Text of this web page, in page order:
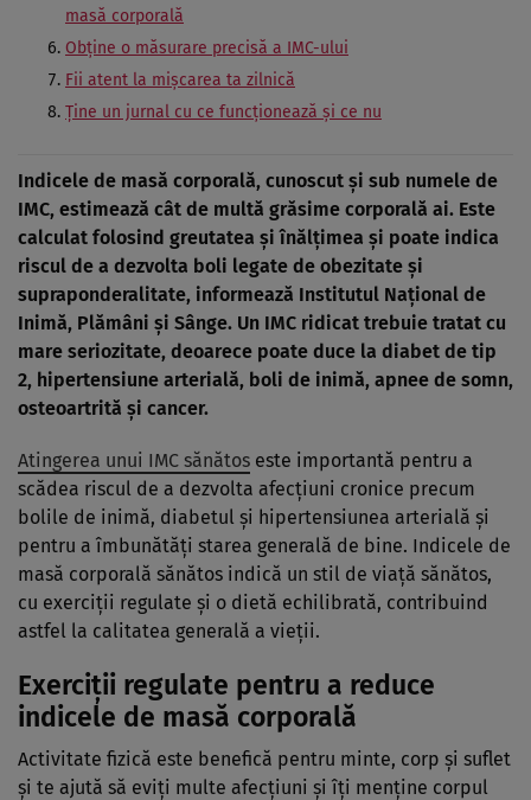
masă corporală
Obține o măsurare precisă a IMC-ului
Fii atent la mișcarea ta zilnică
Ține un jurnal cu ce funcționează și ce nu
Indicele de masă corporală, cunoscut și sub numele de
IMC, estimează cât de multă grăsime corporală ai. Este
calculat folosind greutatea și înălțimea și poate indica
riscul de a dezvolta boli legate de obezitate și
supraponderalitate, informează Institutul Național de
Inimă, Plămâni și Sânge. Un IMC ridicat trebuie tratat cu
mare seriozitate, deoarece poate duce la diabet de tip
2, hipertensiune arterială, boli de inimă, apnee de somn,
osteoartrită și cancer.
Atingerea unui IMC sănătos este importantă pentru a
scădea riscul de a dezvolta afecțiuni cronice precum
bolile de inimă, diabetul și hipertensiunea arterială și
pentru a îmbunătăți starea generală de bine. Indicele de
masă corporală sănătos indică un stil de viață sănătos,
cu exerciții regulate și o dietă echilibrată, contribuind
astfel la calitatea generală a vieții.
Exerciții regulate pentru a reduce
indicele de masă corporală
Activitate fizică este benefică pentru minte, corp și suflet
și te ajută să eviți multe afecțiuni și îți menține corpul